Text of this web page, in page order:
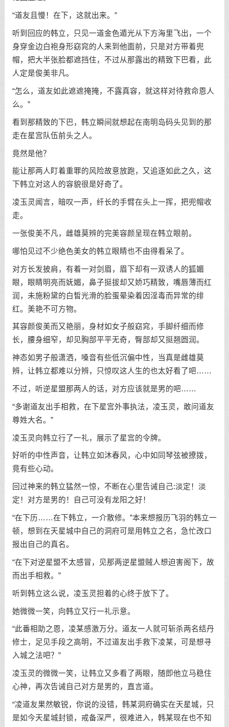
“道友且慢！在下，这就出来。”
听到回应的韩立，只见一道金色遁光从下方海里飞出，一个
身穿金边白袍身形窈窕的人来到他面前，只是对方带着兜
帽，把大半张脸都遮挡住，不过从那露出的精致下巴看，此
人定是俊美非凡。
“怎么，道友如此遮遮掩掩，不露真容，就这样对待救命恩人
么。”
看到那精致的下巴，韩立瞬间就想起在南明岛码头见到的那
走在星宫队伍前头之人。
竟然是他？
能让那两人盯着重罪的风险故意放跑，又追逐如此之久，这
下韩立对这人的容貌很是好奇了。
凌玉灵闻言，暗叹一声，纤长的手臂在头上一挥，把兜帽收
走。
一张俊美不凡，雌雄莫辨的完美容颜呈现在韩立眼前。
哪怕见过不少绝色美女的韩立眼睛也不由得看呆了。
对方长发披肩，有着一对剑眉，眉下却有一双诱人的狐媚
眼，眼睛明亮而妩媚，鼻子挺拔却又娇巧精致，嘴唇薄而红
润，未施粉黛的白皙光滑的脸蛋晕染着因淫毒而异常的绯
红。美艳不可方物。
其容颜俊美而又艳丽，身材如女子般窈窕，手脚纤细而修
长，腰身细窄，却见胸部平平无奇，臀部却又挺翘圆润。
神态如男子般潇洒，嗓音有些低沉偏中性，当真是雌雄莫
辨，让韩立都难以分辨，只惊叹这人生的也太好看了吧……
不过，听逆星盟那两人的话，对方应该就是男的吧……
“多谢道友出手相救，在下星宫外事执法，凌玉灵，敢问道友
尊姓大名。”
凌玉灵向韩立行了一礼，展示了星宫的令牌。
好听的中性声音，让韩立如沐春风，心中如同琴弦被撩拨，
竟有些心动。
回过神来的韩立猛然一惊，不断在心里告诫自己:淡定！淡
定！对方是男的！自己可没有龙阳之好！
“在下历……在下韩立，一介散修。”本来想报历飞羽的韩立一
顿，想到在天星城中自己的洞府可是用韩立之名，急忙改口
报出自己的真名。
“在下对逆星盟不太感冒，见那两逆星盟贼人想迫害阁下，故
而出手相救。”
听到韩立这么说，凌玉灵担着的心终于放下了。
她微微一笑，向韩立又行一礼示意。
“此番相助之恩，凌某感激万分。道友一人就可斩杀两名结丹
修士，足见手段之高明，不过道友出手救下凌某，可是想寻
入城之法吧？”
凌玉灵的微微一笑，让韩立又多看了两眼，随即他立马稳住
心神，再次告诫自己对方是男的，直言道。
“凌道友果然敏锐，你说的没错，韩某洞府确实在天星城，只
是如今天星城封锁，戒备深严，很难进入，韩某现在也不知